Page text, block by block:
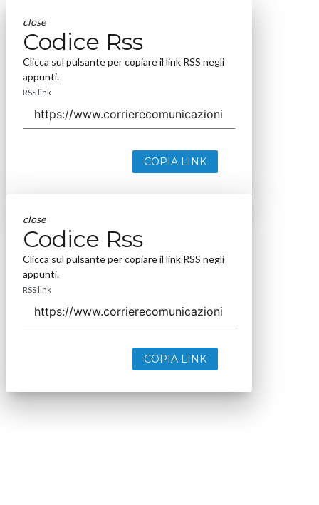
close
Codice Rss
Clicca sul pulsante per copiare il link RSS negli
appunti.
RSS link
COPIA LINK
close
Codice Rss
Clicca sul pulsante per copiare il link RSS negli
appunti.
RSS link
COPIA LINK